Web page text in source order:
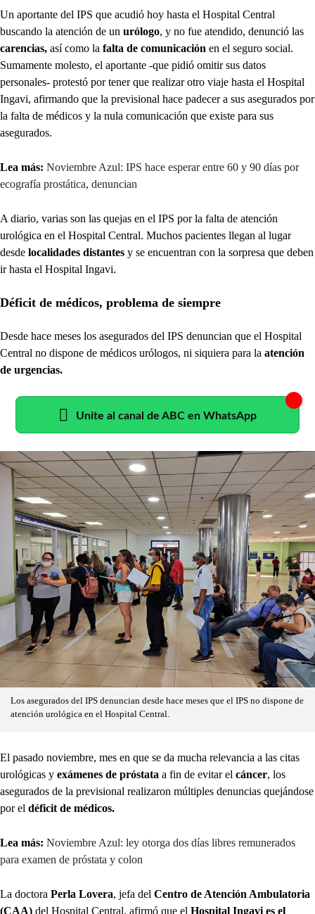
Un aportante del IPS que acudió hoy hasta el Hospital Central
buscando la atención de un urólogo, y no fue atendido, denunció las
carencias, así como la falta de comunicación en el seguro social.
Sumamente molesto, el aportante -que pidió omitir sus datos
personales- protestó por tener que realizar otro viaje hasta el Hospital
Ingavi, afirmando que la previsional hace padecer a sus asegurados por
la falta de médicos y la nula comunicación que existe para sus
asegurados.
Lea más: Noviembre Azul: IPS hace esperar entre 60 y 90 días por
ecografía prostática, denuncian
A diario, varias son las quejas en el IPS por la falta de atención
urológica en el Hospital Central. Muchos pacientes llegan al lugar
desde localidades distantes y se encuentran con la sorpresa que deben
ir hasta el Hospital Ingavi.
Déficit de médicos, problema de siempre
Desde hace meses los asegurados del IPS denuncian que el Hospital
Central no dispone de médicos urólogos, ni siquiera para la atención
de urgencias.
Unite al canal de ABC en WhatsApp
Los asegurados del IPS denuncian desde hace meses que el IPS no dispone de
atención urológica en el Hospital Central.
El pasado noviembre, mes en que se da mucha relevancia a las citas
urológicas y exámenes de próstata a fin de evitar el cáncer, los
asegurados de la previsional realizaron múltiples denuncias quejándose
por el déficit de médicos.
Lea más: Noviembre Azul: ley otorga dos días libres remunerados
para examen de próstata y colon
La doctora Perla Lovera, jefa del Centro de Atención Ambulatoria
(CAA) del Hospital Central, afirmó que el Hospital Ingavi es el